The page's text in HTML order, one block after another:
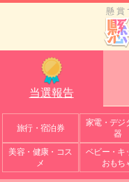
懸賞
当選報告
旅行・宿泊券
家電・デジ
器
美容・健康・コス
メ
ベビー・キ
おもち